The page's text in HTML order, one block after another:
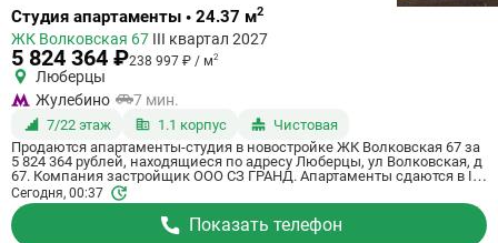
Ссылка
квартиру
Студия апартаменты • 24.37 м2
ЖК Волковская 67 III квартал 2027
5 824 364 ₽238 997 ₽ / м2
Люберцы
Жулебино
7 мин.
7/22 этаж 1.1 корпус
Чистовая
Продаются апартаменты-студия в новостройке ЖК Волковская 67 за
5 824 364 рублей, находящиеся по адресу Люберцы, ул Волковская, д
67. Компания застройщик ООО СЗ ГРАНД. Апартаменты сдаются в III
квартале 2027 года с чистовой отделкой, в 20 минутах на машине от
станции метрополитена Некрасовка. Общая площадь апартаментов -
24.37 м². Этаж 7 из 21. ID апартаментов на СтройкиРУ 725068,
назовите его когда будете звонить.
Сегодня, 00:37
Показать телефон